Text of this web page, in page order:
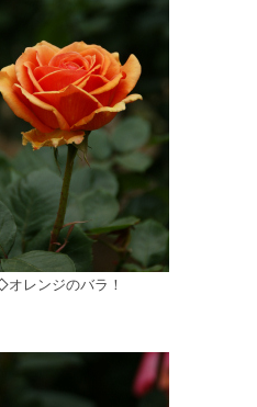
オレンジのバラ！